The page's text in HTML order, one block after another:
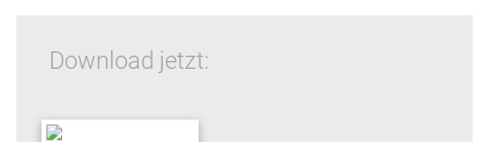
Download jetzt: